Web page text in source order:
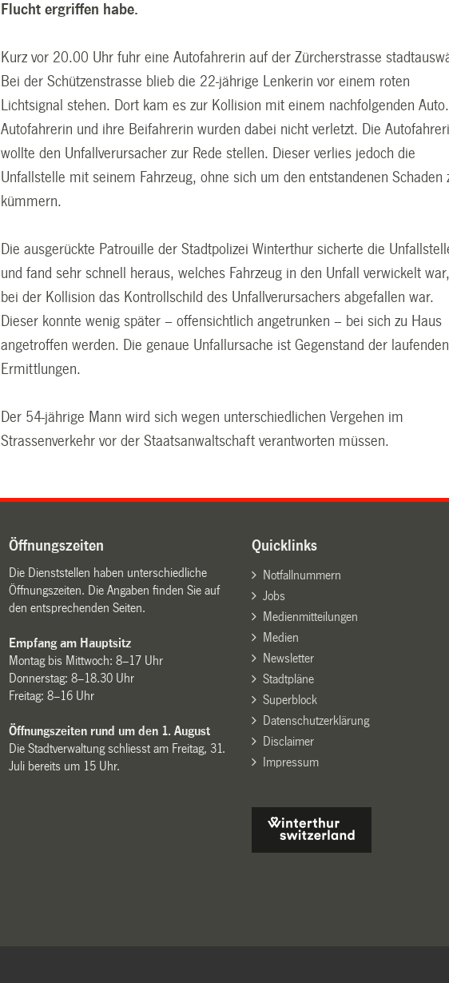
Flucht ergriffen habe.
Kurz vor 20.00 Uhr fuhr eine Autofahrerin auf der Zürcherstrasse
Bei der Schützenstrasse blieb die 22-jährige Lenkerin vor einem roten
Lichtsignal stehen. Dort kam es zur Kollision mit einem nachfolgenden
Autofahrerin und ihre Beifahrerin wurden dabei nicht verletzt. Die
wollte den Unfallverursacher zur Rede stellen. Dieser verlies jedoch die
Unfallstelle mit seinem Fahrzeug, ohne sich um den entstandenen Schaden
kümmern.
Die ausgerückte Patrouille der Stadtpolizei Winterthur sicherte die
und fand sehr schnell heraus, welches Fahrzeug in den Unfall verwickelt
bei der Kollision das Kontrollschild des Unfallverursachers abgefallen war.
Dieser konnte wenig später – offensichtlich angetrunken – bei sich zu Haus
angetroffen werden. Die genaue Unfallursache ist Gegenstand der laufenden
Ermittlungen.
Der 54-jährige Mann wird sich wegen unterschiedlichen Vergehen im
Strassenverkehr vor der Staatsanwaltschaft verantworten müssen.
Öffnungszeiten
Die Dienststellen haben unterschiedliche
Öffnungszeiten. Die Angaben finden Sie auf
den entsprechenden Seiten.
Empfang am Hauptsitz
Montag bis Mittwoch: 8–17 Uhr
Donnerstag: 8–18.30 Uhr
Freitag: 8–16 Uhr
Öffnungszeiten rund um den 1. August
Die Stadtverwaltung schliesst am Freitag, 31.
Juli bereits um 15 Uhr.
Quicklinks
Notfallnummern
Jobs
Medienmitteilungen
Medien
Newsletter
Stadtpläne
Superblock
Datenschutzerklärung
Disclaimer
Impressum